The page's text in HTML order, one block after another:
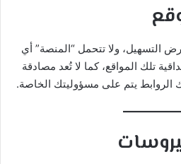
التسهيل، ولا تتحمل “المنصة” أي
تلك المواقع، كما لا تُعد مصادقة
الروابط يتم على مسؤوليتك الخاصة.